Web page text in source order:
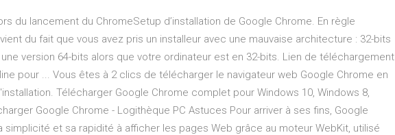
du lancement du ChromeSetup d’installation de Google Chrome. En règle
du fait que vous avez pris un installeur avec une mauvaise architecture : 32-bits
version 64-bits alors que votre ordinateur est en 32-bits. Lien de téléchargement
pour ... Vous êtes à 2 clics de télécharger le navigateur web Google Chrome en
Télécharger Google Chrome complet pour Windows 10, Windows 8,
Google Chrome - Logithèque PC Astuces Pour arriver à ses fins, Google
simplicité et sa rapidité à afficher les pages Web grâce au moteur WebKit, utilisé